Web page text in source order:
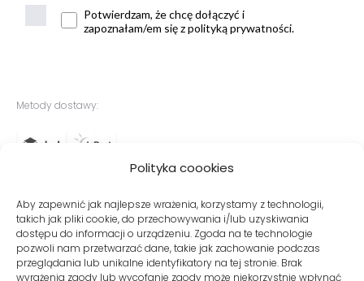
Polityka coookies
Aby zapewnić jak najlepsze wrażenia, korzystamy z technologii,
takich jak pliki cookie, do przechowywania i/lub uzyskiwania
dostępu do informacji o urządzeniu. Zgoda na te technologie
pozwoli nam przetwarzać dane, takie jak zachowanie podczas
przeglądania lub unikalne identyfikatory na tej stronie. Brak
wyrażenia zgody lub wycofanie zgody może niekorzystnie wpłynąć
Potwierdzam, że chcę dołączyć i
zapoznałam/em się z polityką prywatności.
Metody dostawy: